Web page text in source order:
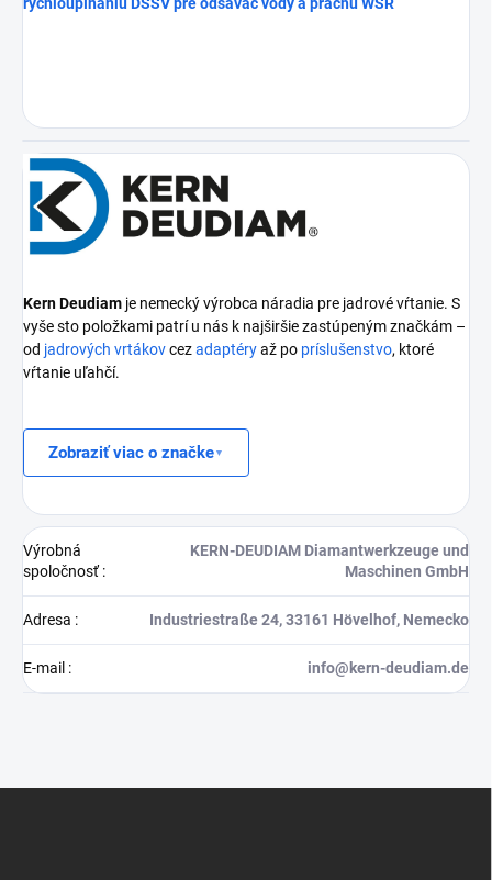
Kern Deudiam je nemecký výrobca náradia pre jadrové vŕtanie. S
vyše sto položkami patrí u nás k najširšie zastúpeným značkám –
od jadrových vrtákovcezadaptéryaž po príslušenstvo, ktoré
vŕtanie uľahčí.
Zobraziť viac o značke
Výrobná
spoločnosť:
KERN-DEUDIAM Diamantwerkzeuge und
Maschinen GmbH
Adresa : Industriestraße 24, 33161 Hövelhof, Nemecko
E-mail : info@kern-deudiam.de